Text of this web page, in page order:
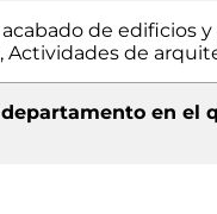
de edificios y
Actividades de
departamento en el